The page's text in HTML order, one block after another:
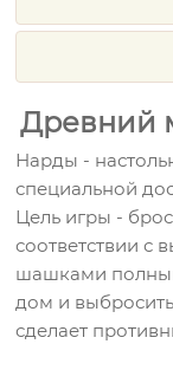
Древний
Нарды -
специальной
Цель игры -
соответствии с
шашками
дом и
сделает